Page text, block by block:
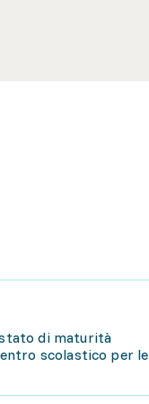
di maturità
scolastico per le